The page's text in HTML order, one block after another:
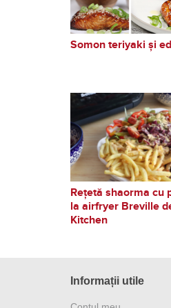
Somon teriyaki și
Rețetă shaorma cu
la airfryer Breville
Kitchen
Informații utile